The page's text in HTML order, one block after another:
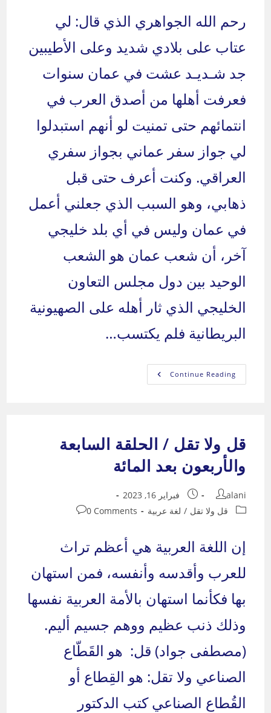
رحم الله الجواهري الذي قال: لي
عتاب على بلادي شديد وعلى الأطيبين
جد شـديـد عشت في عمان سنوات
فعرفت أهلها من أصدق العرب في
انتمائهم حتى تمنيت لو أنهم استبدلوا
لي جواز سفر عماني بجواز سفري
العراقي. وكنت أعرف حتى قبل
ذهابي، وهو السبب الذي جعلني أعمل
في عمان وليس في أي بلد خليجي
آخر، أن شعب عمان هو الشعب
الوحيد بين دول مجلس التعاون
الخليجي الذي ثار أهله على الصهيونية
البريطانية فلم يكتسب…
Continue Readingلماذا
يا
قل ولا تقل / الحلقة السابعة
والأربعون بعد المائة
Post
author:
alani
Post
published:
فبراير 16, 2023
Post
قل ولا تقل / لغة عربية
Post
0 Comments
إن اللغة العربية هي أعظم تراث
للعرب وأقدسه وأنفسه، فمن استهان
بها فكأنما استهان بالأمة العربية نفسها
وذلك ذنب عظيم ووهم جسيم أليم.
(مصطفى جواد) قل: هو القَطّاع
الصناعي ولا تقل: هو القِطاع أو
القُطاع الصناعي كتب الدكتور